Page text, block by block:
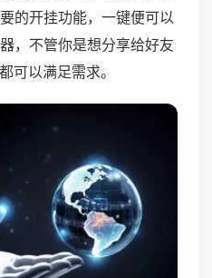
的开挂功能，一键便可以
，不管你是想分享给好友
可以满足需求。